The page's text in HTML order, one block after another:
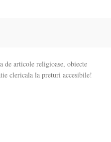
de articole religioase, obiecte
clericala la preturi accesibile!